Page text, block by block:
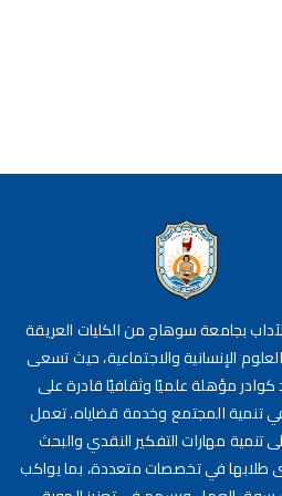
بجامعة سوهاج من الكليات العريقة
الإنسانية والاجتماعية، حيث تسعى
كوادر مؤهلة علميًا وثقافيًا قادرة على
تنمية المجتمع وخدمة قضاياه. تعمل
تنمية مهارات التفكير النقدي والبحث
طلابها في تخصصات متعددة، بما يواكب